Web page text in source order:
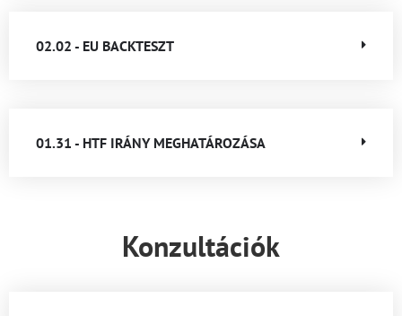
02.02 - EU BACKTESZT
01.31 - HTF IRÁNY MEGHATÁROZÁSA
Konzultációk